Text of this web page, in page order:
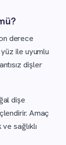
derece
ile uyumlu
dişler
dişe
Amaç
sağlıklı